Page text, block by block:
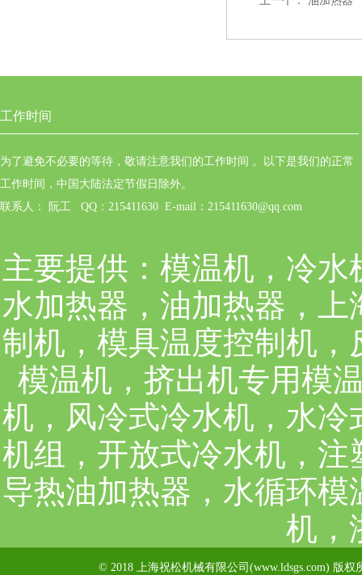
工作时间
为了避免不必要的等待，敬请注意我们的工作时间 。以下是我们的正常
工作时间，中国大陆法定节假日除外。
联系人： 阮工 QQ：215411630 E-mail：215411630@qq.com
主要提供： 模温机，冷水
水加热器，油加热器，
制机，模具温度控制机
模温机，挤出机专用模
机，风冷式冷水机，水
机组，开放式冷水机，
导热油加热器，水循环
机，
© 2018 上海祝松机械有限公司(www.ldsgs.com) 版权